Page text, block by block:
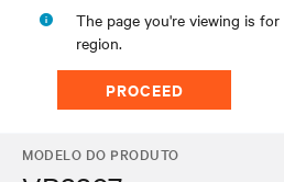
The page you're viewing is for
region.
PROCEED
MODELO DO PRODUTO